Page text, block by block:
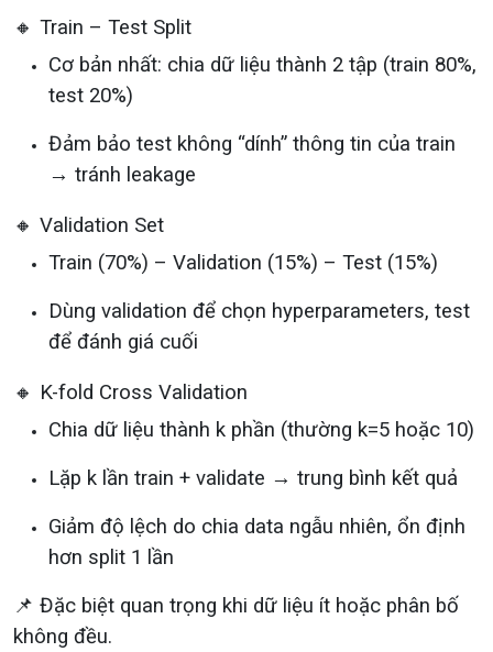
🔸 Train – Test Split
Cơ bản nhất: chia dữ liệu thành 2 tập (train 80%,
test 20%)
Đảm bảo test không “dính” thông tin của train
→ tránh leakage
🔸 Validation Set
Train (70%) – Validation (15%) – Test (15%)
Dùng validation để chọn hyperparameters, test
để đánh giá cuối
🔸 K-fold Cross Validation
Chia dữ liệu thành k phần (thường k=5 hoặc 10)
Lặp k lần train + validate → trung bình kết quả
Giảm độ lệch do chia data ngẫu nhiên, ổn định
hơn split 1 lần
📌 Đặc biệt quan trọng khi dữ liệu ít hoặc phân bố
không đều.